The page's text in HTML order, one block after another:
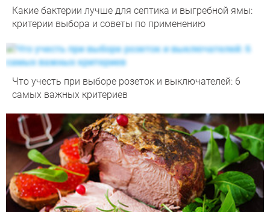
Какие бактерии лучше для септика и выгребной ямы:
критерии выбора и советы по применению
Что учесть при выборе розеток и выключателей: 6
самых важных критериев